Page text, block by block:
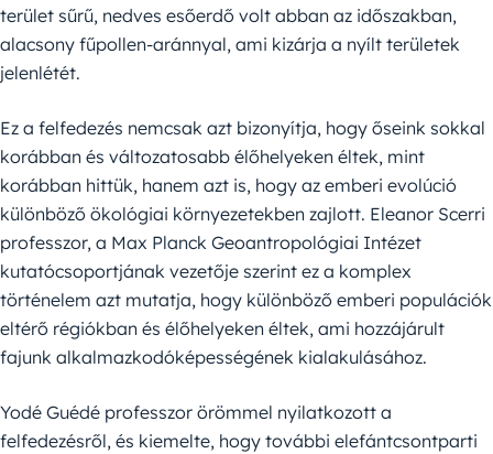
terület sűrű, nedves esőerdő volt abban az időszakban,
alacsony fűpollen-aránnyal, ami kizárja a nyílt területek
jelenlétét.
Ez a felfedezés nemcsak azt bizonyítja, hogy őseink sokkal
korábban és változatosabb élőhelyeken éltek, mint
korábban hittük, hanem azt is, hogy az emberi evolúció
különböző ökológiai környezetekben zajlott. Eleanor Scerri
professzor, a Max Planck Geoantropológiai Intézet
kutatócsoportjának vezetője szerint ez a komplex
történelem azt mutatja, hogy különböző emberi populációk
eltérő régiókban és élőhelyeken éltek, ami hozzájárult
fajunk alkalmazkodóképességének kialakulásához.
Yodé Guédé professzor örömmel nyilatkozott a
felfedezésről, és kiemelte, hogy további elefántcsontparti